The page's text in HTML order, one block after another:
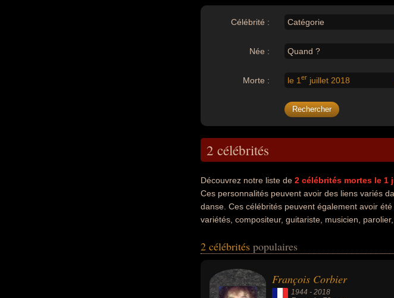
Célébrité : Catégorie
Née : Quand ?
Morte : le 1er juillet 2018
2 célébrités
Découvrez notre liste de 2 célébrités mortes le 1
Ces personnalités peuvent avoir des liens variés
danse. Ces célébrités peuvent également avoir
variétés, compositeur, guitariste, musicien,
2 célébrités populaires
François Corbier
1944 - 2018